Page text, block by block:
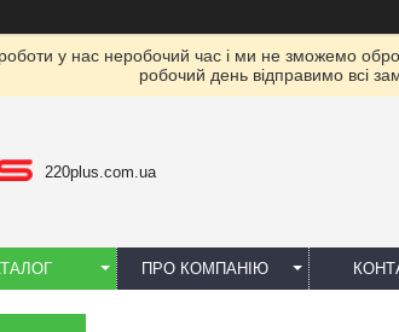
у нас неробочий час і ми не зможемо
робочий день відправимо всі
220plus.com.ua
ПРО КОМПАНІЮ